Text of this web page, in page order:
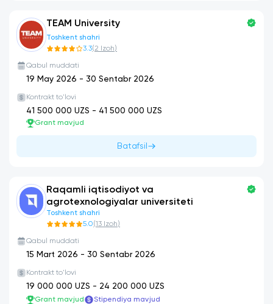
TEAM University
Toshkent shahri
3.3(2 Izoh)
Qabul muddati
19 May 2026 - 30 Sentabr 2026
Kontrakt to'lovi
41 500 000 UZS - 41 500 000 UZS
Grant mavjud
Batafsil
Raqamli iqtisodiyot va
agrotexnologiyalar universiteti
Toshkent shahri
5.0(13 Izoh)
Qabul muddati
15 Mart 2026 - 30 Sentabr 2026
Kontrakt to'lovi
19 000 000 UZS - 24 200 000 UZS
Grant mavjud Stipendiya mavjud